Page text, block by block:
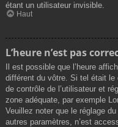
étant un utilisateur invisible.
Haut
L’heure n’est pas
Il est possible que l’heure
différent du vôtre. Si tel était
de contrôle de l’utilisateur et
zone adéquate, par exemple
Veuillez noter que le réglage
autres paramètres, n’est